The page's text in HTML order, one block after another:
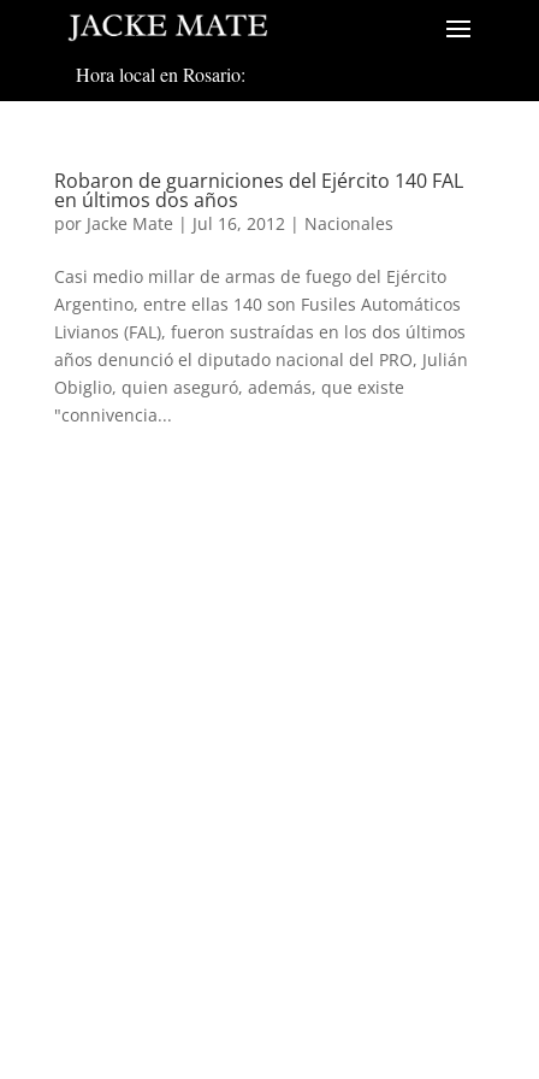
Hora local en Rosario:
Robaron de guarniciones del Ejército 140 FAL
en últimos dos años
por Jacke Mate | Jul 16, 2012 | Nacionales
Casi medio millar de armas de fuego del Ejército
Argentino, entre ellas 140 son Fusiles Automáticos
Livianos (FAL), fueron sustraídas en los dos últimos
años denunció el diputado nacional del PRO, Julián
Obiglio, quien aseguró, además, que existe
"connivencia...